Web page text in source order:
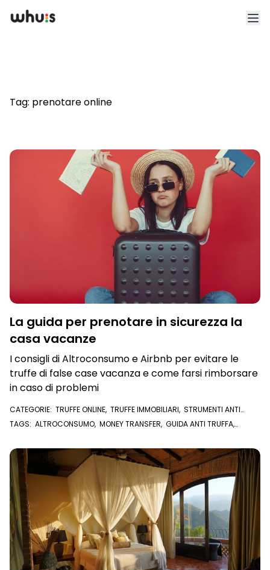
Blog
Accedi Registrati
Tag: prenotare online
La guida per prenotare in sicurezza la
casa vacanze
I consigli di Altroconsumo e Airbnb per evitare le
truffe di false case vacanza e come farsi rimborsare
in caso di problemi
CATEGORIE: TRUFFE ONLINE, TRUFFE IMMOBILIARI, STRUMENTI ANTI
TRUFFA
,AFFITTARE CASA
TAGS: ALTROCONSUMO, MONEY TRANSFER, GUIDA ANTI TRUFFA,